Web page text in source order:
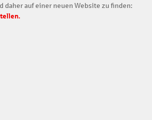
daher auf einer neuen Website zu finden: